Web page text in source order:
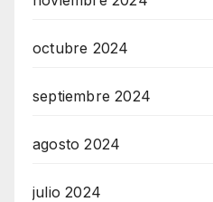
octubre 2024
septiembre 2024
agosto 2024
julio 2024